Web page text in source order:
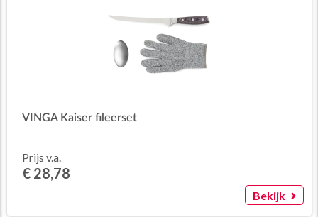
VINGA Kaiser fileerset
Prijs v.a.
€ 28,78
Bekijk